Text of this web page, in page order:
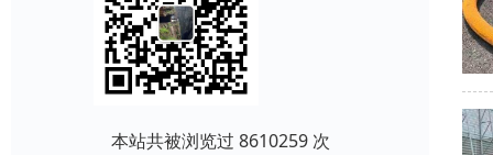
本站共被浏览过 8610259 次